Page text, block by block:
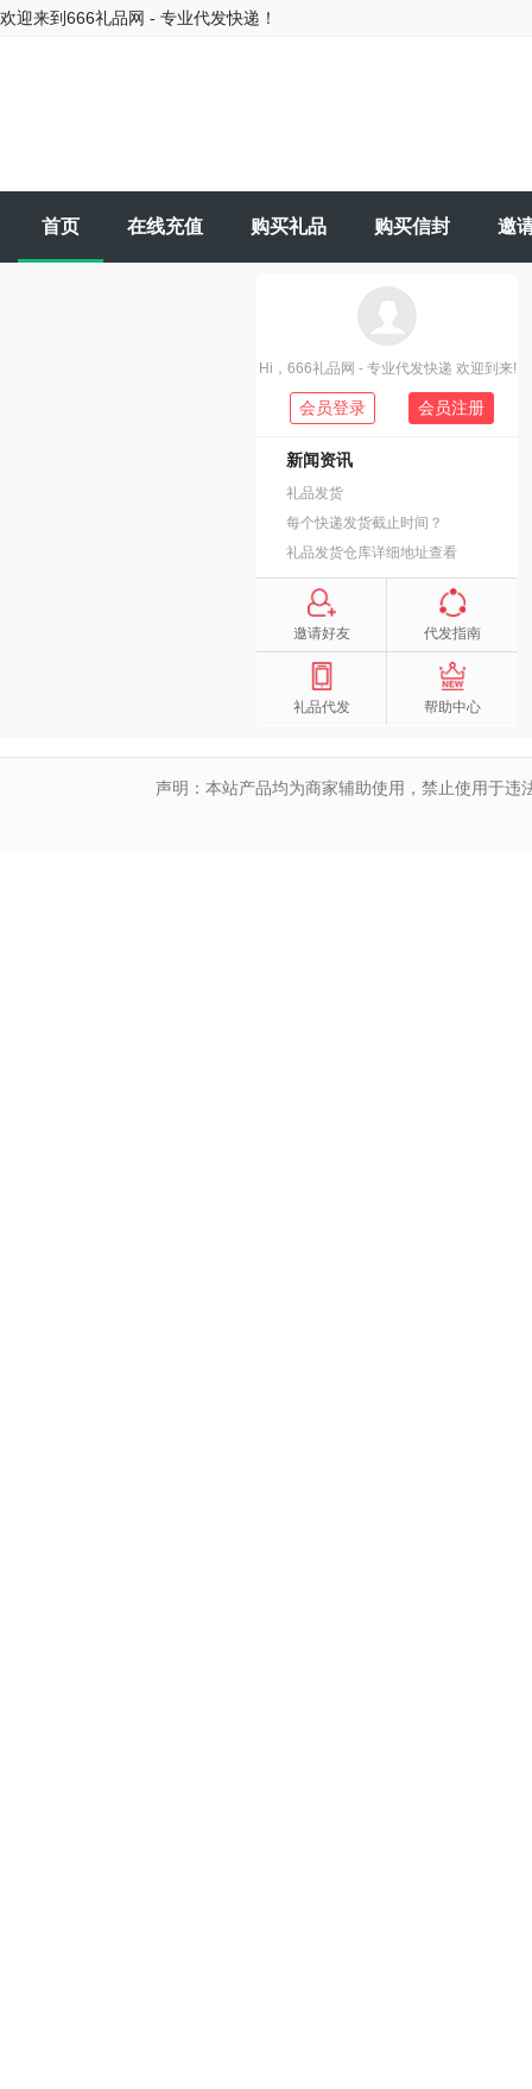
欢迎来到666礼品网 - 专业代发快递！
首页 在线充值 购买礼品 购买信封 邀
Hi，666礼品网 - 专业代发快递 欢迎到来!
会员登录 会员注册
新闻资讯
礼品发货
每个快递发货截止时间？
礼品发货仓库详细地址查看
邀请好友 代发指南
礼品代发 帮助中心
声明：本站产品均为商家辅助使用，禁止使用于